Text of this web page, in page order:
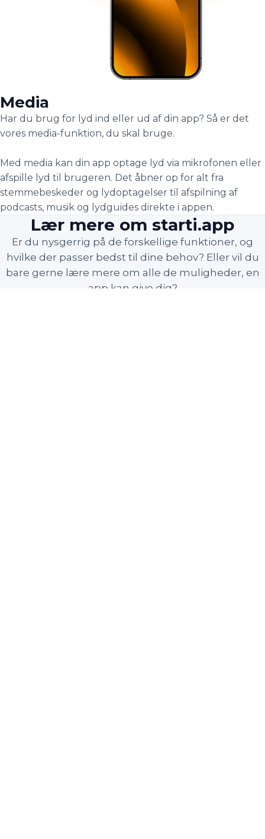
Media
Har du brug for lyd ind eller ud af din app? Så er det
vores media-funktion, du skal bruge.
Med media kan din app optage lyd via mikrofonen eller
afspille lyd til brugeren. Det åbner op for alt fra
stemmebeskeder og lydoptagelser til afspilning af
podcasts, musik og lydguides direkte i appen.
Lær mere om starti.app
Er du nysgerrig på de forskellige funktioner, og
hvilke der passer bedst til dine behov? Eller vil du
bare gerne lære mere om alle de muligheder, en
app kan give dig?